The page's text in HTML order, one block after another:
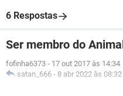
6 Respostas
Ser membro do
fofinha6373 - 17 out 2017 às 14:34
satan_666 - 8 abr 2022 às 08:32